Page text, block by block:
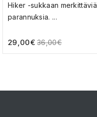
Hiker -sukkaan merkittäviä
parannuksia. ...
29,00€ 36,00€